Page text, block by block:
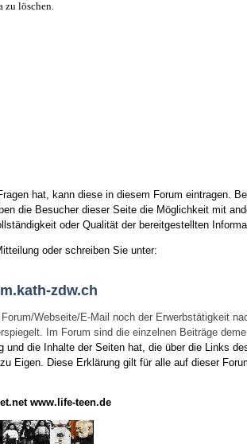
zu löschen.
hat, kann diese in diesem Forum eintragen.
die Besucher dieser Seite die Möglichkeit mit
oder Qualität der bereitgestellten
oder schreiben Sie unter:
zdw.ch
Webseite/E-Mail noch der Erwerbstätigkeit
Im Forum sind die einzelnen Beiträge
die Inhalte der Seiten hat, die über die Links
Eigen. Diese Erklärung gilt für alle auf dieser
www.life-teen.de